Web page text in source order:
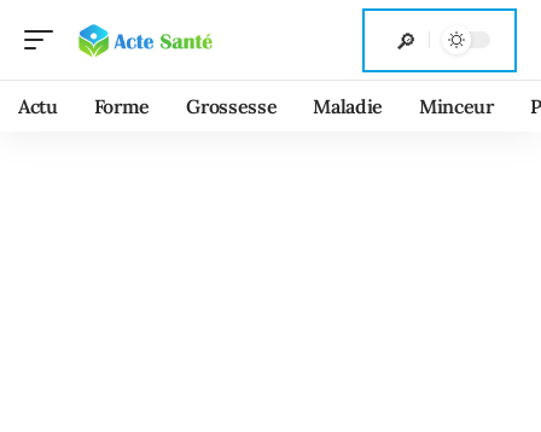
Actu Forme Grossesse Maladie Minceur